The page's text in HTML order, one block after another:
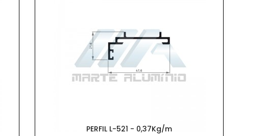
PERFIL L-521 - 0,37Kg/m